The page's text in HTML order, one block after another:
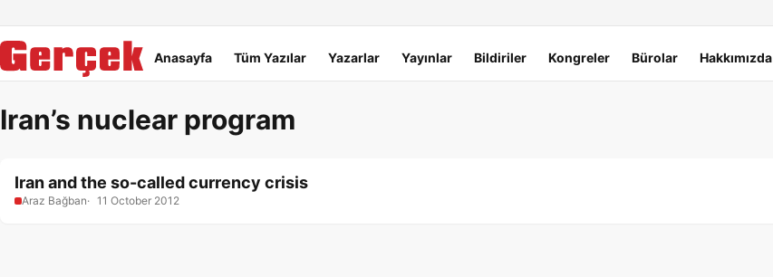
Ana menü
Anasayfa Tüm Yazılar Yazarlar Yayınlar Bildiriler Kongreler Bürolar Hakkımızda
Iran’s nuclear program
Iran and the so-called currency crisis
Araz Bağban 11 October 2012